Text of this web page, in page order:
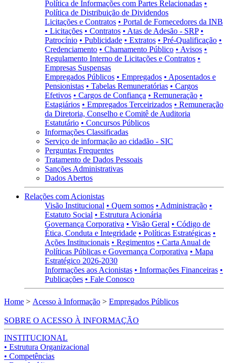
Política de Informações com Partes Relacionadas •
Política de Distribuição de Dividendos
Licitações e Contratos • Portal de Fornecedores da INB
• Licitações • Contratos • Atas de Adesão - SRP •
Patrocínio • Publicidade • Extratos • Pré-Qualificação •
Credenciamento • Chamamento Público • Avisos •
Regulamento Interno de Licitações e Contratos •
Empresas Suspensas
Empregados Públicos • Empregados • Aposentados e
Pensionistas • Tabelas Remuneratórias • Cargos
Efetivos • Cargos de Confiança • Remuneração •
Estagiários • Empregados Terceirizados • Remuneração
da Diretoria, Conselho e Comitê de Auditoria
Estatutário • Concursos Públicos
Informações Classificadas
Serviço de informação ao cidadão - SIC
Perguntas Frequentes
Tratamento de Dados Pessoais
Sanções Administrativas
Dados Abertos
Relações com Acionistas
Visão Institucional • Quem somos • Administração •
Estatuto Social • Estrutura Acionária
Governança Corporativa • Visão Geral • Código de
Ética, Conduta e Integridade • Políticas Estratégicas •
Ações Institucionais • Regimentos • Carta Anual de
Políticas Públicas e Governança Corporativa • Mapa
Estratégico 2026-2030
Informações aos Acionistas • Informações Financeiras •
Publicações • Fale Conosco
Home > Acesso à Informação > Empregados Públicos
SOBRE O ACESSO À INFORMAÇÃO
INSTITUCIONAL
• Estrutura Organizacional
• Competências